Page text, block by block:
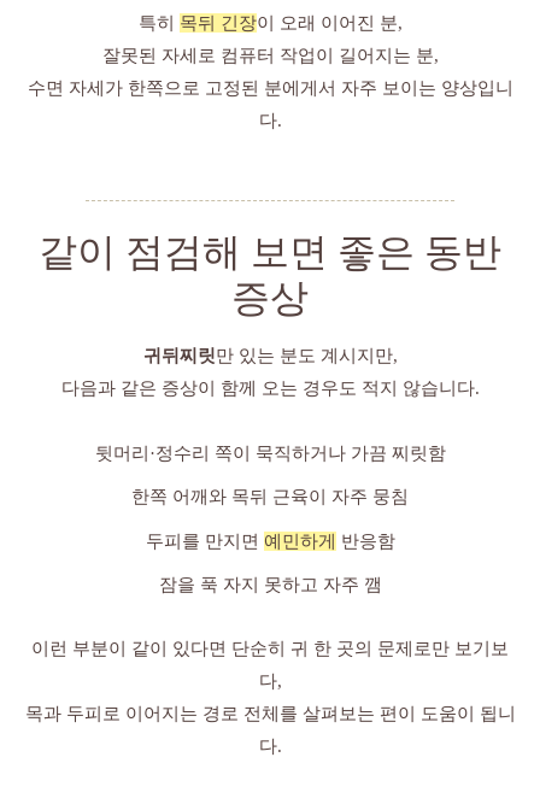
특히 목뒤 긴장이 오래 이어진 분,
잘못된 자세로 컴퓨터 작업이 길어지는 분,
수면 자세가 한쪽으로 고정된 분에게서 자주 보이는 양상입니
다.
같이 점검해 보면 좋은 동반
증상
귀뒤찌릿만 있는 분도 계시지만,
다음과 같은 증상이 함께 오는 경우도 적지 않습니다.
뒷머리·정수리 쪽이 묵직하거나 가끔 찌릿함
한쪽 어깨와 목뒤 근육이 자주 뭉침
두피를 만지면 예민하게 반응함
잠을 푹 자지 못하고 자주 깸
이런 부분이 같이 있다면 단순히 귀 한 곳의 문제로만 보기보
다,
목과 두피로 이어지는 경로 전체를 살펴보는 편이 도움이 됩니
다.